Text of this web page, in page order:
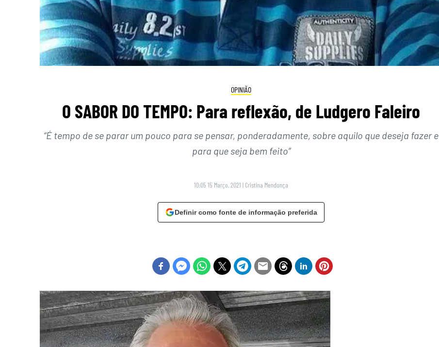
OPINIÃO
O SABOR DO TEMPO: Para reflexão, de Ludgero Faleiro
“É tempo de se parar um pouco para se pensar, ponderadamente, sobre aquilo que deseja fazer e
para que seja bem feito”
10:05 15 Março, 2021 | Cristina Mendonça
Definir como fonte de informação preferida